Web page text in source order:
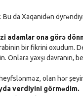
Bu da Xaqanidən
adamlar ona görə
bir fikrini oxudum.
yaxşı davranın,
olan hər
verdiyini görmədim.